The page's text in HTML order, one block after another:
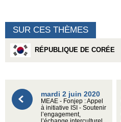
SUR CES THÈMES
RÉPUBLIQUE DE CORÉE
mardi 2 juin 2020
MEAE - Fonjep : Appel
à initiative ISI - Soutenir
l’engagement,
l’échange interculturel